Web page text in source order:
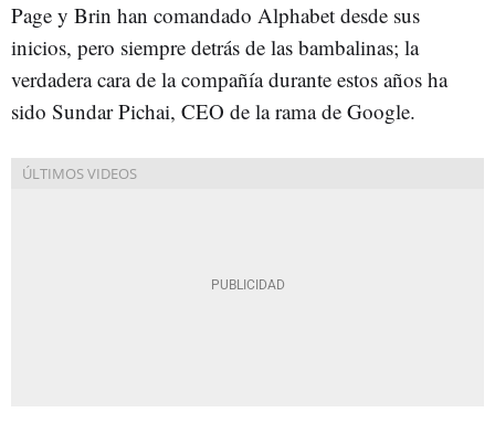
Page y Brin han comandado Alphabet desde sus
inicios, pero siempre detrás de las bambalinas; la
verdadera cara de la compañía durante estos años ha
sido Sundar Pichai, CEO de la rama de Google.